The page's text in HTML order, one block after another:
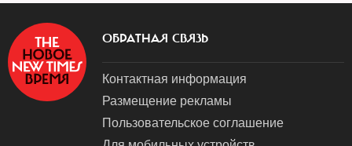
ОБРАТНАЯ СВЯЗЬ
Контактная информация
Размещение рекламы
Пользовательское соглашение